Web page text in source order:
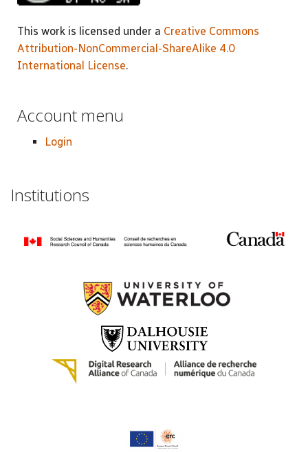
This work is licensed under a Creative Commons
Attribution-NonCommercial-ShareAlike 4.0
International License.
Account menu
Login
Institutions